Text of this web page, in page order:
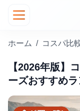
ホーム / コスパ比
【2026年版】
ーズおすすめ